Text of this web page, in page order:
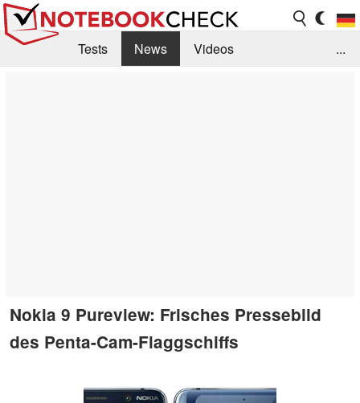
Tests News
Videos
...
Nokia 9 Pureview: Frisches Pressebild
des Penta-Cam-Flaggschiffs